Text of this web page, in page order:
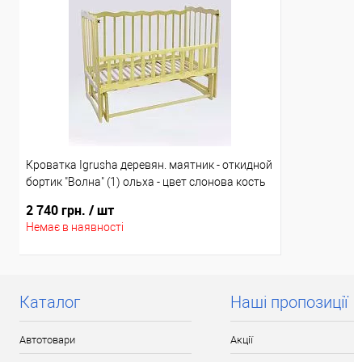
Відправка тільки Новою поштою протягом 2-5 днів
після передоплати 30% (упаковку оплачує покупець).
Кроватка Igrusha деревян. маятник - откидной
бортик "Волна" (1) ольха - цвет слонова кость
2 740 грн. / шт
Немає в наявності
Каталог
Автотовари
Наші пропозиції
Акції